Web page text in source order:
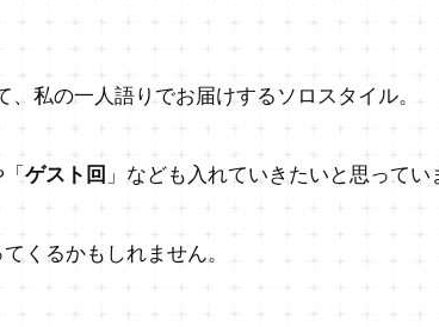
、私の一人語りでお届けするソロスタイル。
「ゲスト回 」なども入れていきたいと思ってい
くるかもしれません。